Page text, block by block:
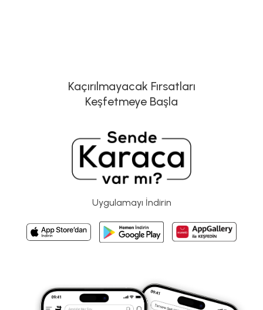
Kaçırılmayacak Fırsatları
Keşfetmeye Başla
Uygulamayı İndirin